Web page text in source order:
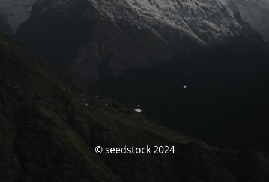
© seedstock 2024